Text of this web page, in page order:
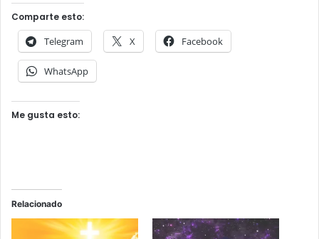
Comparte esto:
Telegram X Facebook
WhatsApp
Me gusta esto:
Relacionado